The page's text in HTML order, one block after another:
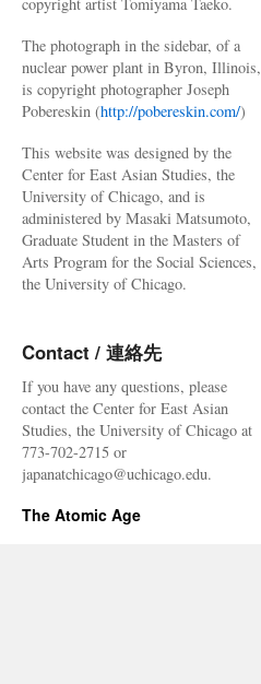
The photograph in the sidebar, of a
nuclear power plant in Byron, Illinois,
is copyright photographer Joseph
Pobereskin (http://pobereskin.com/)
This website was designed by the
Center for East Asian Studies, the
University of Chicago, and is
administered by Masaki Matsumoto,
Graduate Student in the Masters of
Arts Program for the Social Sciences,
the University of Chicago.
Contact / 連絡先
If you have any questions, please
contact the Center for East Asian
Studies, the University of Chicago at
773-702-2715 or
japanatchicago@uchicago.edu.
The Atomic Age